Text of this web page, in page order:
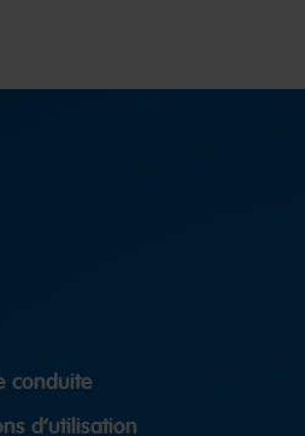
conduite
d’utilisation